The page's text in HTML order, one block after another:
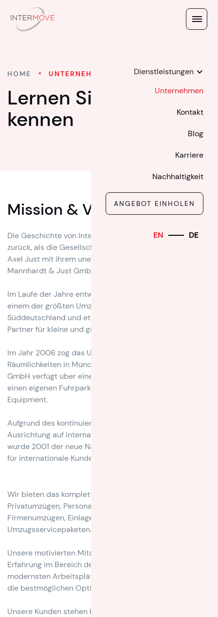
Dienstleistungen
Unternehmen
Kontakt
Blog
Karriere
Nachhaltigkeit
ANGEBOT EINHOLEN
EN DE
HOME UNTERNEHMEN
Lernen Sie uns
kennen
Mission & Vision
Die Geschichte von Intermove geht auf das Jahr 1992
zurück, als die Gesellschafter Florian Mannhardt und
Axel Just mit ihrem unerschütterlichen Tatendrang die
Mannhardt & Just GmbH & Co. KG gründeten.
Im Laufe der Jahre entwickelte sich das Unternehmen zu
einem der größten Umzugslogistikunternehmen in
Süddeutschland und etablierte sich als zuverlässiger
Partner für kleine und große Unternehmen.
Im Jahr 2006 zog das Unternehmen in die
Räumlichkeiten in München Kirchheim um. Die Intermove
GmbH verfügt über einen klimatisierten Lagerbereich,
einen eigenen Fuhrpark und modernstes Logistik-
Equipment.
Aufgrund des kontinuierlichen Wachstums und der
Ausrichtung auf internationales Umzugsmanagement
wurde 2001 der neue Name Intermove geprägt, auch um
für internationale Kunden besser erkennbar zu sein.
Wir bieten das komplette Leistungsspektrum von
Privatumzügen, Personalumzügen, IT-Umzügen,
Firmenumzügen, Einlagerungen und kompletten
Umzugsservicepaketen.
Unsere motivierten Mitarbeiter verfügen über langjährige
Erfahrung im Bereich der Logistik. An unseren
modernsten Arbeitsplätzen werden Ihre Konzepte und
die bestmöglichen Optionen entwickelt.
Unsere Kunden stehen bei uns im Mittelpunkt. Wir